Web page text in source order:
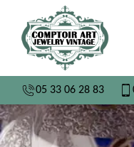
05 33 06 28 83